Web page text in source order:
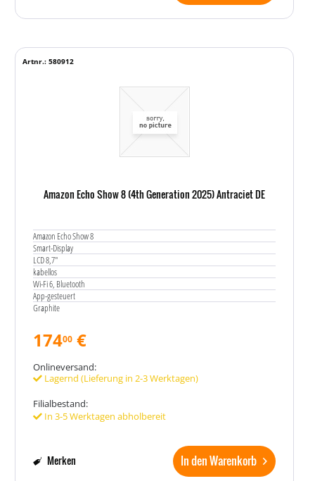
Amazon Echo Show 8 (4th Generation 2025) Antraciet DE
Amazon Echo Show 8
Smart-Display
LCD 8,7"
kabellos
Wi-Fi 6, Bluetooth
App-gesteuert
Graphite
Artnr.: 580912
17400 €
Onlineversand:
Lagernd (Lieferung in 2-3 Werktagen)
Filialbestand:
In 3-5 Werktagen abholbereit
In den Warenkorb
Merken